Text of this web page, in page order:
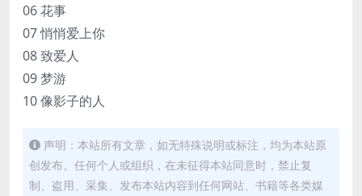
06 花事
07 悄悄爱上你
08 致爱人
09 梦游
10 像影子的人
声明：本站所有文章，如无特殊说明或标注，均为本站原
创发布。任何个人或组织，在未征得本站同意时，禁止复
制、盗用、采集、发布本站内容到任何网站、书籍等各类媒